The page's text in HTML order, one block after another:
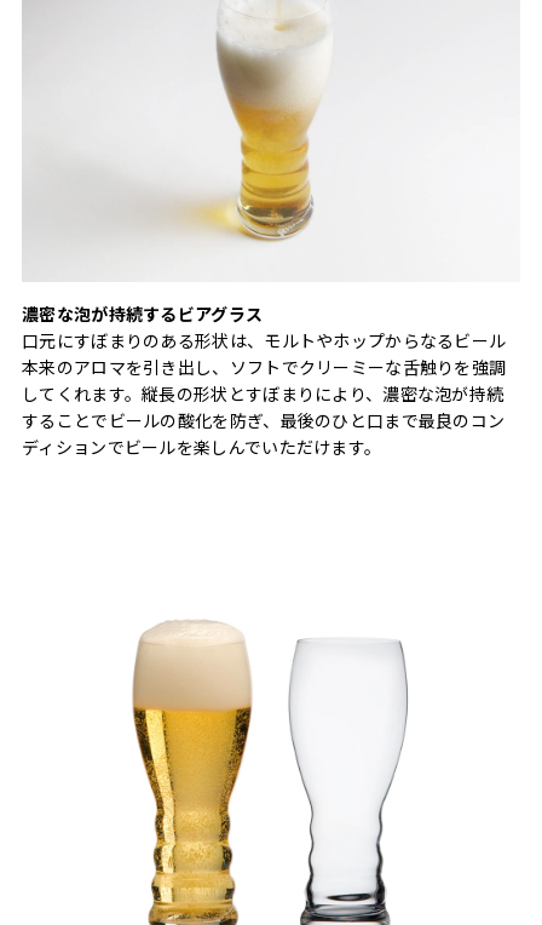
濃密な泡が持続するビアグラス
口元にすぼまりのある形状は、モルトやホップからなるビール
本来のアロマを引き出し、ソフトでクリーミーな舌触りを強調
してくれます。縦長の形状とすぼまりにより、濃密な泡が持続
することでビールの酸化を防ぎ、最後のひと口まで最良のコン
ディションでビールを楽しんでいただけます。